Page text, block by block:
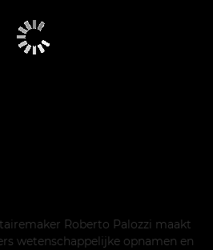
Roberto Palozzi maakt
wetenschappelijke opnamen en